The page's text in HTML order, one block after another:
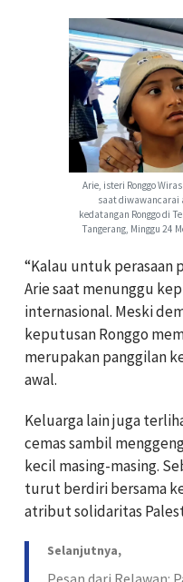
Arie, isteri Ronggo
saat diwawancarai
kedatangan Ronggo di
Tangerang, Minggu 24
“Kalau untuk perasaan
Arie saat menunggu
internasional. Meski
keputusan Ronggo
merupakan panggilan
awal.
Keluarga lain juga
cemas sambil
kecil masing-masing.
turut berdiri bersama
atribut solidaritas
Selanjutnya,
Pesan dari Relawan: